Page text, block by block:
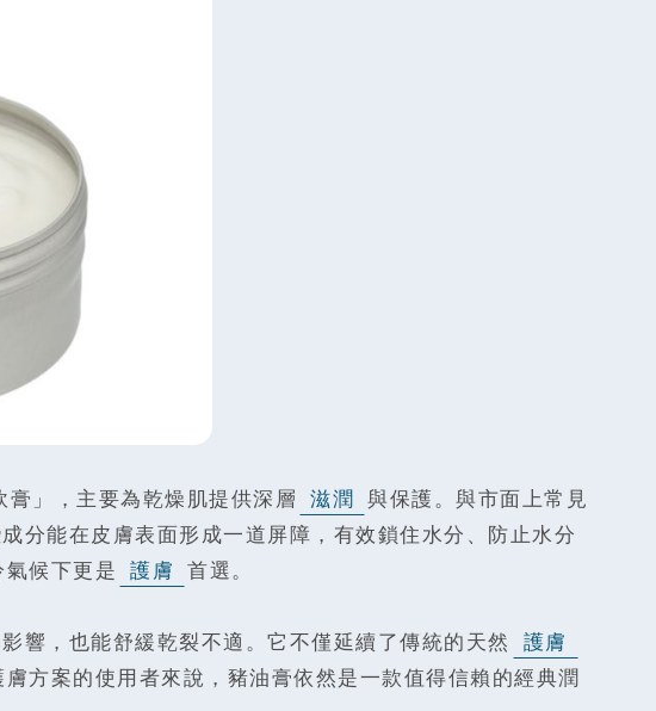
」，主要為乾燥肌提供深層 滋潤 與保護。與市面上常見
分能在皮膚表面形成一道屏障，有效鎖住水分、防止水分
候下更是 護膚 首選。
響，也能舒緩乾裂不適。它不僅延續了傳統的天然
護膚
方案的使用者來說，豬油膏依然是一款值得信賴的經典潤